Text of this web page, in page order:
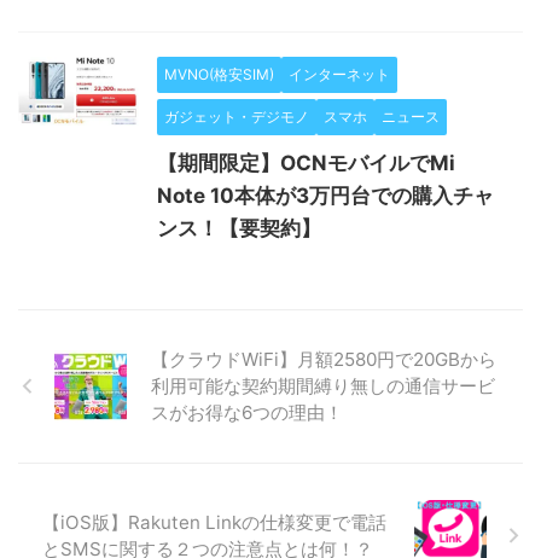
MVNO(格安SIM) インターネット
ガジェット・デジモノ スマホ ニュース
【期間限定】OCNモバイルでMi
Note 10本体が3万円台での購入チャ
ンス！【要契約】
【クラウドWiFi】月額2580円で20GBから
利用可能な契約期間縛り無しの通信サービ
スがお得な6つの理由！
【iOS版】Rakuten Linkの仕様変更で電話
とSMSに関する２つの注意点とは何！？